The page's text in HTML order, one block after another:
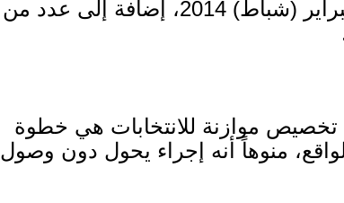
(شباط) 2014
، إضافة إلى عدد من
تخصيص موازنة للانتخابات هي خطوة
منوهاً أنه إجراء يحول دون وصول